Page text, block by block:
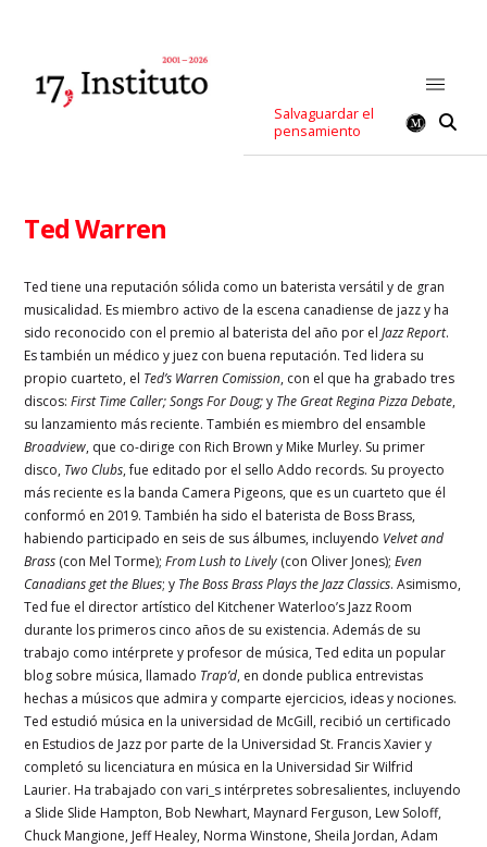
Salvaguardar el
pensamiento
Ted Warren
Ted tiene una reputación sólida como un baterista versátil y de gran
musicalidad. Es miembro activo de la escena canadiense de jazz y ha
sido reconocido con el premio al baterista del año por elJazz Report.
Es también un médico y juez con buena reputación. Ted lidera su
propio cuarteto, el Ted’s Warren Comission, con el que ha grabado tres
discos:First Time Caller; Songs For Doug;y The Great Regina Pizza Debate,
su lanzamiento más reciente. También es miembro del ensamble
Broadview, que co-dirige con Rich Brown y Mike Murley. Su primer
disco, Two Clubs, fue editado por el sello Addo records. Su proyecto
más reciente es la banda Camera Pigeons, que es un cuarteto que él
conformó en 2019. También ha sido el baterista de Boss Brass,
habiendo participado en seis de sus álbumes, incluyendo Velvet and
Brass (con Mel Torme); From Lush to Lively (con Oliver Jones);Even
Canadians get the Blues; y The Boss Brass Plays the Jazz Classics. Asimismo,
Ted fue el director artístico del Kitchener Waterloo’s Jazz Room
durante los primeros cinco años de su existencia. Además de su
trabajo como intérprete y profesor de música, Ted edita un popular
blog sobre música, llamado Trap’d, en donde publica entrevistas
hechas a músicos que admira y comparte ejercicios, ideas y nociones.
Ted estudió música en la universidad de McGill, recibió un certificado
en Estudios de Jazz por parte de la Universidad St. Francis Xavier y
completó su licenciatura en música en la Universidad Sir Wilfrid
Laurier. Ha trabajado con vari_s intérpretes sobresalientes, incluyendo
a Slide Slide Hampton, Bob Newhart, Maynard Ferguson, Lew Soloff,
Chuck Mangione, Jeff Healey, Norma Winstone, Sheila Jordan, Adam